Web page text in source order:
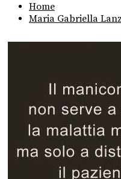
Home
Maria Gabriella